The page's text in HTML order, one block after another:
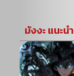
มังงะ แนะนำ